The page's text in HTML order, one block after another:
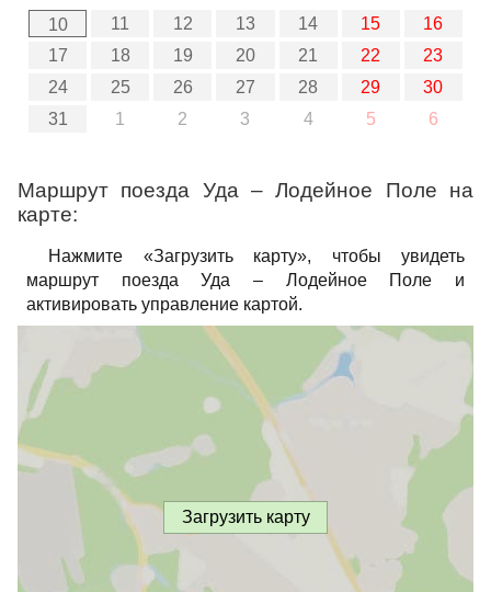
10
11 12 13 14 15
16
17
18 19 20 21 22
23
24
25 26 27 28 29
30
31
1 2 3 4 5 6
Маршрут поезда Уда – Лодейное Поле на
карте:
Нажмите «Загрузить карту», чтобы увидеть
маршрут поезда Уда – Лодейное Поле и
активировать управление картой.
Загрузить карту